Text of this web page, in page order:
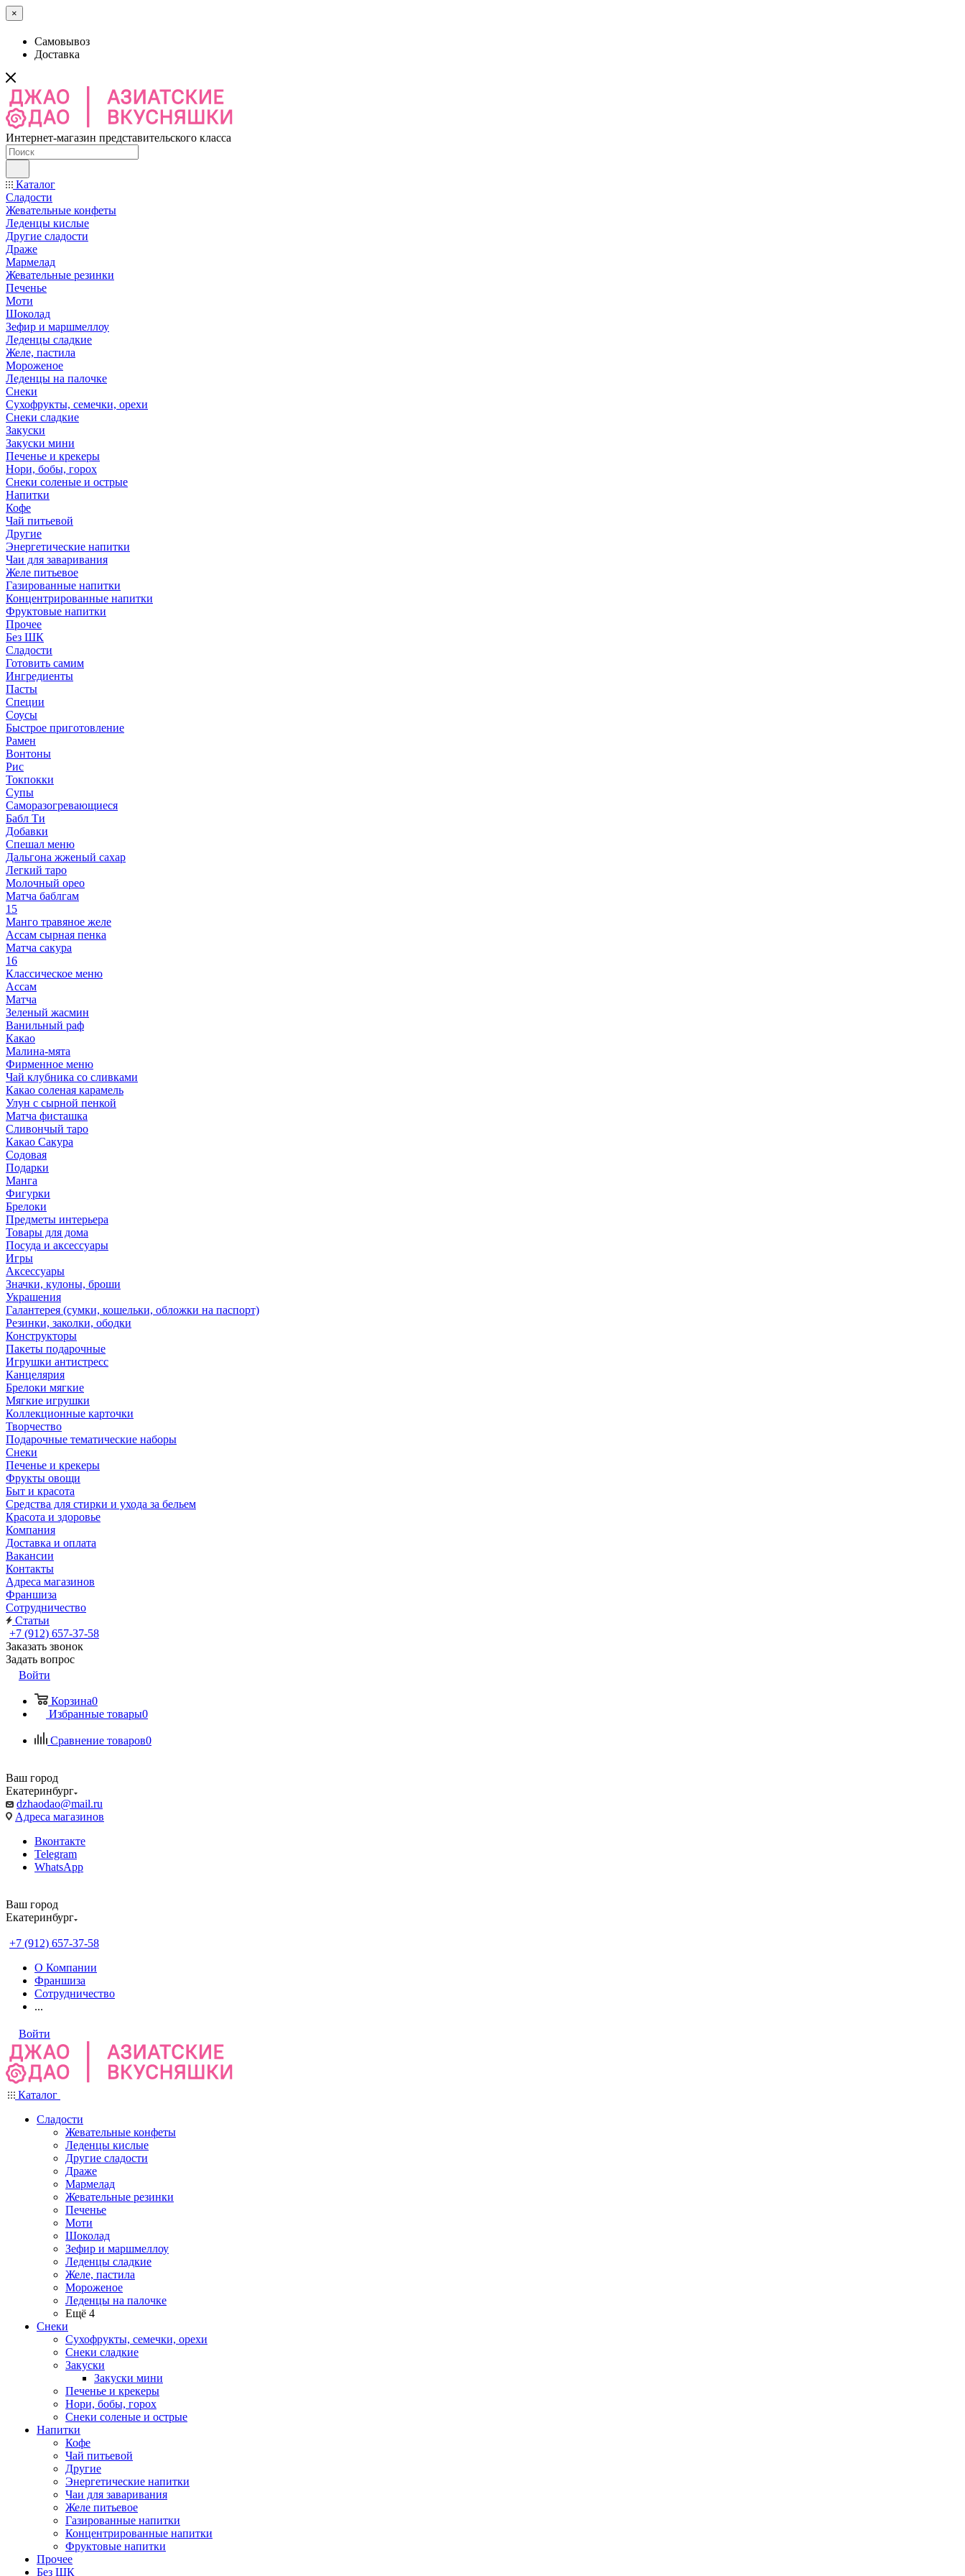
×
Самовывоз
Доставка
Интернет-магазин представительского класса
Каталог
Сладости
Жевательные конфеты
Леденцы кислые
Другие сладости
Драже
Мармелад
Жевательные резинки
Печенье
Моти
Шоколад
Зефир и маршмеллоу
Леденцы сладкие
Желе, пастила
Мороженое
Леденцы на палочке
Снеки
Сухофрукты, семечки, орехи
Снеки сладкие
Закуски
Закуски мини
Печенье и крекеры
Нори, бобы, горох
Снеки соленые и острые
Напитки
Кофе
Чай питьевой
Другие
Энергетические напитки
Чаи для заваривания
Желе питьевое
Газированные напитки
Концентрированные напитки
Фруктовые напитки
Прочее
Без ШК
Сладости
Готовить самим
Ингредиенты
Пасты
Специи
Соусы
Быстрое приготовление
Рамен
Вонтоны
Рис
Токпокки
Супы
Саморазогревающиеся
Бабл Ти
Добавки
Спешал меню
Дальгона жженый сахар
Легкий таро
Молочный орео
Матча баблгам
15
Манго травяное желе
Ассам сырная пенка
Матча сакура
16
Классическое меню
Ассам
Матча
Зеленый жасмин
Ванильный раф
Какао
Малина-мята
Фирменное меню
Чай клубника со сливками
Какао соленая карамель
Улун с сырной пенкой
Матча фисташка
Сливончый таро
Какао Сакура
Содовая
Подарки
Манга
Фигурки
Брелоки
Предметы интерьера
Товары для дома
Посуда и аксессуары
Игры
Аксессуары
Значки, кулоны, броши
Украшения
Галантерея (сумки, кошельки, обложки на паспорт)
Резинки, заколки, ободки
Конструкторы
Пакеты подарочные
Игрушки антистресс
Канцелярия
Брелоки мягкие
Мягкие игрушки
Коллекционные карточки
Творчество
Подарочные тематические наборы
Снеки
Печенье и крекеры
Фрукты овощи
Быт и красота
Средства для стирки и ухода за бельем
Красота и здоровье
Компания
Доставка и оплата
Вакансии
Контакты
Адреса магазинов
Франшиза
Сотрудничество
Статьи
+7 (912) 657-37-58
Заказать звонок
Задать вопрос
Войти
Корзина0
Избранные товары0
Сравнение товаров0
Ваш город
Екатеринбург
dzhaodao@mail.ru
Адреса магазинов
Вконтакте
Telegram
WhatsApp
Ваш город
Екатеринбург
+7 (912) 657-37-58
О Компании
Франшиза
Сотрудничество
...
Войти
Каталог
Сладости
Жевательные конфеты
Леденцы кислые
Другие сладости
Драже
Мармелад
Жевательные резинки
Печенье
Моти
Шоколад
Зефир и маршмеллоу
Леденцы сладкие
Желе, пастила
Мороженое
Леденцы на палочке
Ещё 4
Снеки
Сухофрукты, семечки, орехи
Снеки сладкие
Закуски
Закуски мини
Печенье и крекеры
Нори, бобы, горох
Снеки соленые и острые
Напитки
Кофе
Чай питьевой
Другие
Энергетические напитки
Чаи для заваривания
Желе питьевое
Газированные напитки
Концентрированные напитки
Фруктовые напитки
Прочее
Без ШК